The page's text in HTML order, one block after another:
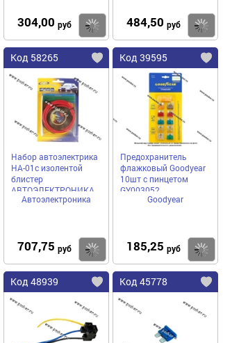
304,00 руб Купить
484,50 руб
Код 58265
Набор автоэлектрика
НА-01с изолентой
блистер
АВТОЭЛЕКТРОНИКА
Автоэлектроника
707,75 руб Купить
Код 39595
Предохранитель
флажковый Goodyear
10шт с пинцетом
GY003052
Goodyear
185,25 руб
Код 48939 Код 45778